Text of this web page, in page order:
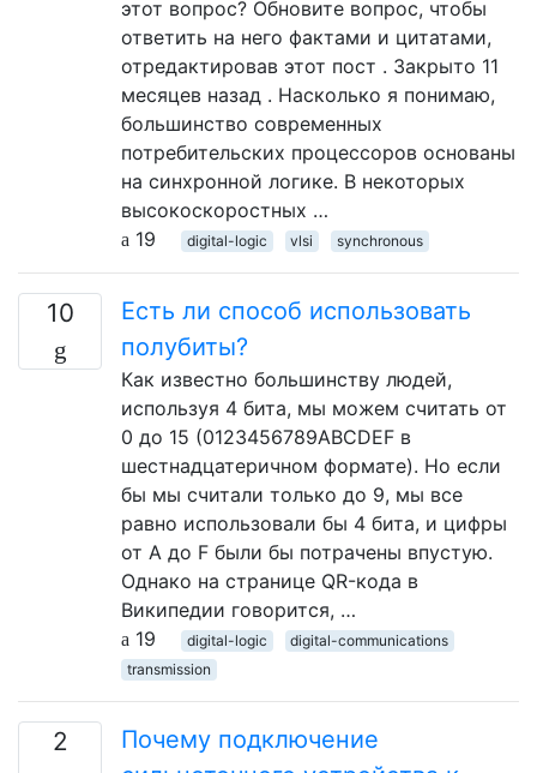
этот вопрос? Обновите вопрос, чтобы
ответить на него фактами и цитатами,
отредактировав этот пост . Закрыто 11
месяцев назад . Насколько я понимаю,
большинство современных
потребительских процессоров основаны
на синхронной логике. В некоторых
высокоскоростных …
19
digital-logic vlsi synchronous
10
Есть ли способ использовать
полубиты?
Как известно большинству людей,
используя 4 бита, мы можем считать от
0 до 15 (0123456789ABCDEF в
шестнадцатеричном формате). Но если
бы мы считали только до 9, мы все
равно использовали бы 4 бита, и цифры
от A до F были бы потрачены впустую.
Однако на странице QR-кода в
Википедии говорится, …
19
digital-logic
digital-communications
transmission
2
Почему подключение